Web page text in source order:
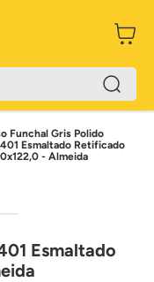
Funchal Gris Polido
Esmaltado Retificado
- Almeida
Esmaltado